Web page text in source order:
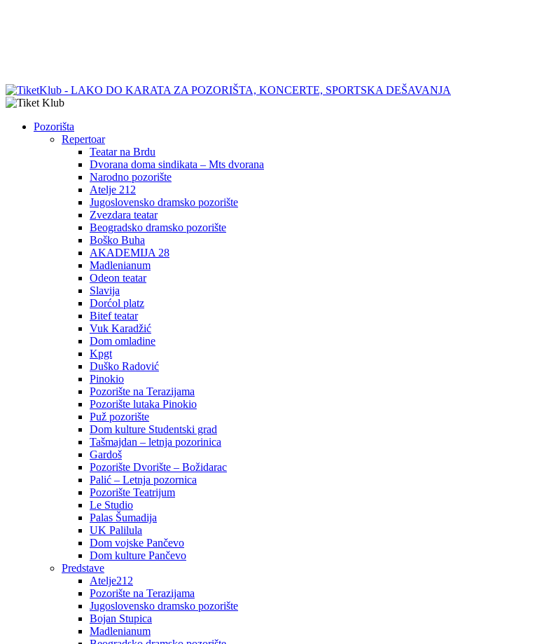
Pozorišta
Repertoar
Teatar na Brdu
Dvorana doma sindikata – Mts dvorana
Narodno pozorište
Atelje 212
Jugoslovensko dramsko pozorište
Zvezdara teatar
Beogradsko dramsko pozorište
Boško Buha
AKADEMIJA 28
Madlenianum
Odeon teatar
Slavija
Dorćol platz
Bitef teatar
Vuk Karadžić
Dom omladine
Kpgt
Duško Radović
Pinokio
Pozorište na Terazijama
Pozorište lutaka Pinokio
Puž pozorište
Dom kulture Studentski grad
Tašmajdan – letnja pozorinica
Gardoš
Pozorište Dvorište – Božidarac
Palić – Letnja pozornica
Pozorište Teatrijum
Le Studio
Palas Šumadija
UK Palilula
Dom vojske Pančevo
Dom kulture Pančevo
Predstave
Atelje212
Pozorište na Terazijama
Jugoslovensko dramsko pozorište
Bojan Stupica
Madlenianum